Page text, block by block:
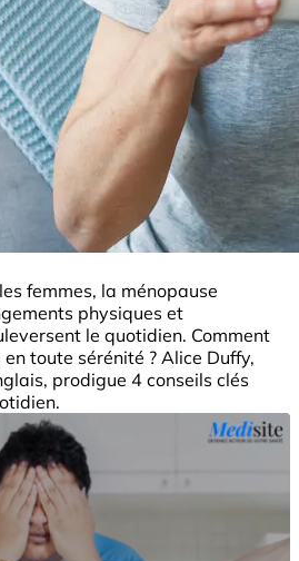
femmes, la ménopause
physiques et
le quotidien. Comment
toute sérénité ? Alice Duffy,
prodigue 4 conseils clés